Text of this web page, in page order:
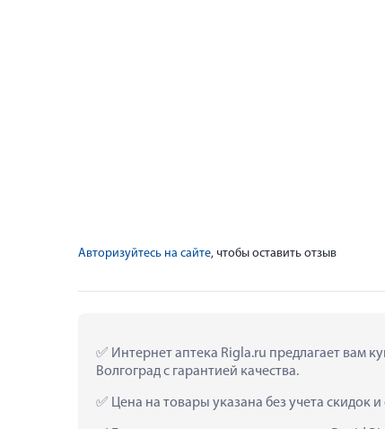
Авторизуйтесь на сайте, чтобы оставить отзыв
Интернет аптека Rigla.ru предлагает вам
Волгоград с гарантией качества.
Цена на товары указана без учета скидок